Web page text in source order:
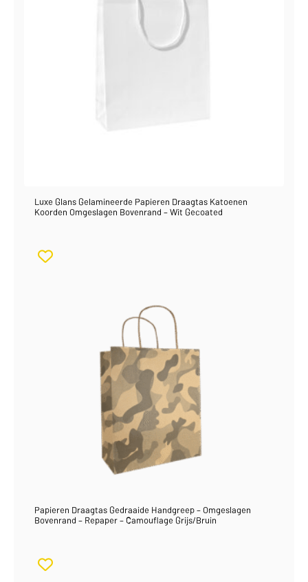
Luxe Glans Gelamineerde Papieren Draagtas Katoenen
Koorden Omgeslagen Bovenrand – Wit Gecoated
Papieren Draagtas Gedraaide Handgreep – Omgeslagen
Bovenrand – Repaper – Camouflage Grijs/Bruin